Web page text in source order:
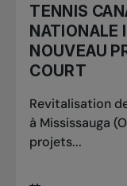
TENNIS
NATIONALE
NOUVEAU
COURT
Revitalisation
à Mississauga
projets...